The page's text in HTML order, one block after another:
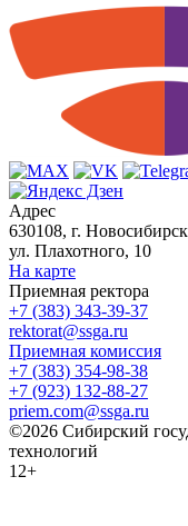
Адрес
630108, г.
ул. Плахотного, 10
На карте
Приемная ректора
+7 (383) 343-39-37
rektorat@ssga.ru
Приемная комиссия
+7 (383) 354-98-38
+7 (923) 132-88-27
priem.com@ssga.ru
©2026 Сибирский
технологий
12+